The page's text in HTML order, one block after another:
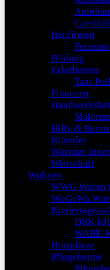
Car-
Baufirmen
Bildung
Fahrdienste
Taxi
Finanzen
Hilfe &
Künstler
Warener
Wirtschaft
Wohnen
WWG
WoGeWa
DRK
WABE-
Hortplätze
Pflegeheime